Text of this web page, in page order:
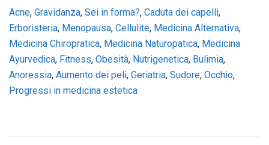
Acne, Gravidanza, Sei in forma?, Caduta dei capelli,
Erboristeria, Menopausa, Cellulite, Medicina Alternativa,
Medicina Chiropratica, Medicina Naturopatica, Medicina
Ayurvedica, Fitness, Obesità, Nutrigenetica, Bulimia,
Anoressia, Aumento dei peli, Geriatria, Sudore, Occhio,
Progressi in medicina estetica